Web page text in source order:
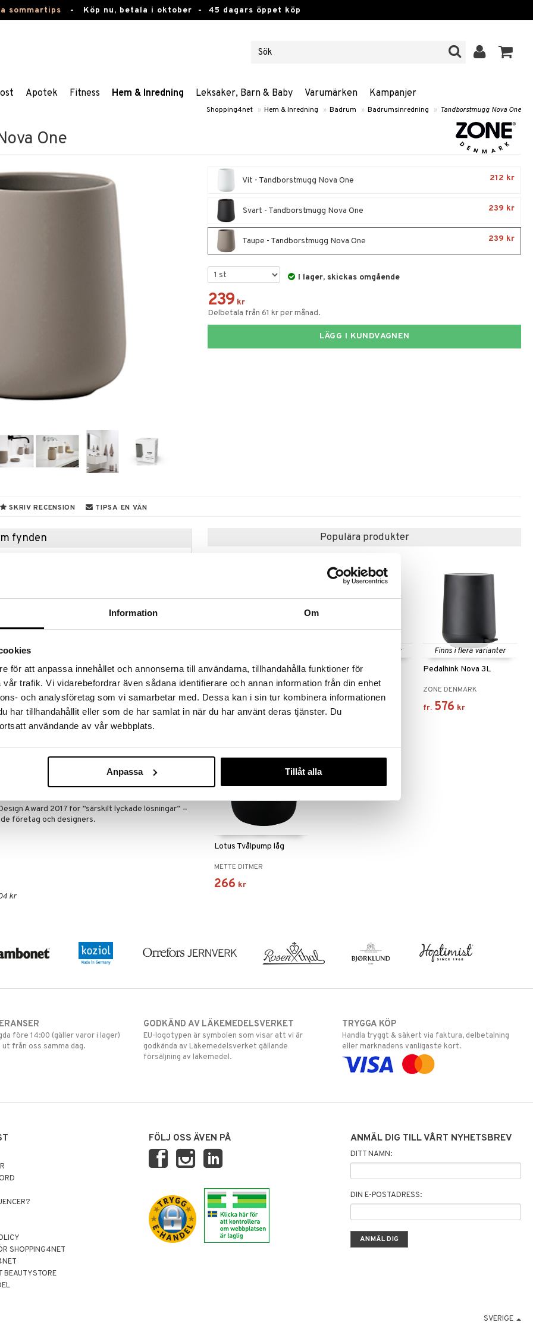
Information Om
för att anpassa innehållet och annonserna till användarna, tillhandahålla funktioner för
trafik. Vi vidarebefordrar även sådana identifierare och annan information från din enhet
och analysföretag som vi samarbetar med. Dessa kan i sin tur kombinera informationen
har tillhandahållit eller som de har samlat in när du har använt deras tjänster. Du
användande av vår webbplats.
Anpassa Tillåt alla
sommartips - Köp nu, betala i oktober - 45 dagars öppet köp
Apotek Fitness Hem & Inredning Leksaker, Barn & Baby Varumärken Kampanjer
Shopping4net » Hem & Inredning » Badrum » Badrumsinredning » Tandborstmugg Nova One
One
Vit - Tandborstmugg Nova One 212 kr
Svart - Tandborstmugg Nova One 239 kr
Taupe - Tandborstmugg Nova One 239 kr
I lager, skickas omgående
239 kr
Delbetala från 61 kr per månad.
LÄGG I KUNDVAGNEN
SKRIV RECENSION TIPSA EN VÄN
fynden
fram till 31/8-2026, men var snabb - dina
stengods från den prisbelönta badrumsserien
yta som och ett mjukt formspråk som behagar
släta look, sina rena linjer och mjuka beröringsytor
viktigaste rum för välbefinnande, när det
och få välbehövligt andrum.
Award 2017 för ”särskilt lyckade lösningar” –
företag och designers.
kr
Populära produkter
Sono Pedalhink/Sophink
BLOMUS
fr.699 kr
Finns i flera varianter
Vipo Duschskrapa
BLOMUS
fr. 338
Finns i flera varianter
Pedalhink Nova 3L
ZONE DENMARK
fr. 576 kr
Lotus Tvålpump låg
METTE DITMER
266 kr
före 14:00 (gäller varor i lager)
från oss samma dag.
GODKÄND AV LÄKEMEDELSVERKET
EU-logotypen är symbolen som visar att vi är
godkända av Läkemedelsverket gällande
försäljning av läkemedel.
TRYGGA KÖP
Handla tryggt & säkert via faktura, delbetalning
eller marknadens vanligaste kort.
SHOPPING4NET
BEAUTYSTORE
FÖLJ OSS ÄVEN PÅ ANMÄL DIG TILL VÅRT NYHETSBREV
DITT NAMN:
DIN E-POSTADRESS:
SVERIGE